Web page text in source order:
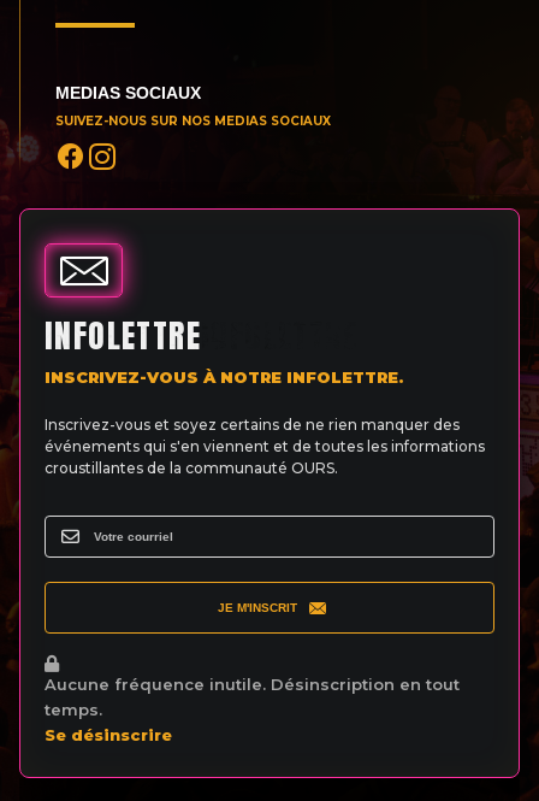
MEDIAS SOCIAUX
SUIVEZ-NOUS SUR NOS MEDIAS SOCIAUX
INFOLETTRE
INSCRIVEZ-VOUS À NOTRE INFOLETTRE.
Inscrivez-vous et soyez certains de ne rien manquer des
événements qui s'en viennent et de toutes les informations
croustillantes de la communauté OURS.
JE M'INSCRIT
Aucune fréquence inutile. Désinscription en tout
temps.
Se désinscrire